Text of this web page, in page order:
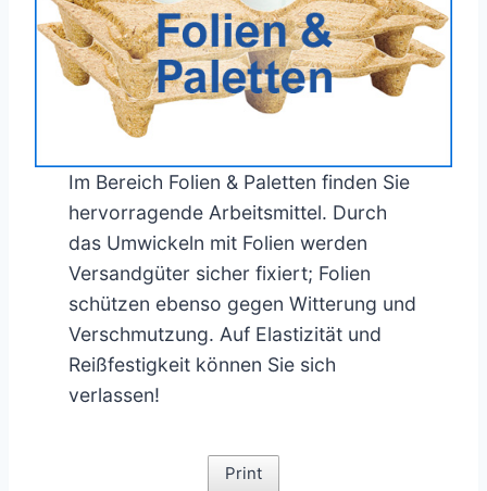
Im Bereich Folien & Paletten finden Sie
hervorragende Arbeitsmittel. Durch
das Umwickeln mit Folien werden
Versandgüter sicher fixiert; Folien
schützen ebenso gegen Witterung und
Verschmutzung. Auf Elastizität und
Reißfestigkeit können Sie sich
verlassen!
Print